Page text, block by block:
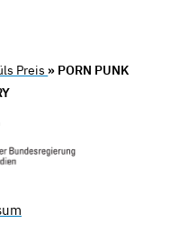
Preis » PORN PUNK